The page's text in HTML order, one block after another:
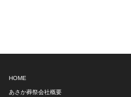
HOME
あさか葬祭会社概要